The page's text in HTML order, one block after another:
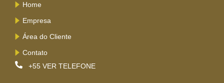
Home
Empresa
Área do Cliente
Contato
+55 VER TELEFONE